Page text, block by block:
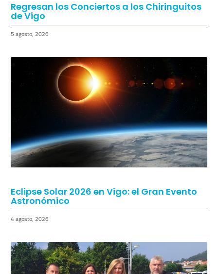
Regresan los Conciertos a los Chiringuitos
de Vigo
5 agosto, 2026
Eclipse Solar 2026 en Vigo: el Gran Evento
Astronómico
4 agosto, 2026